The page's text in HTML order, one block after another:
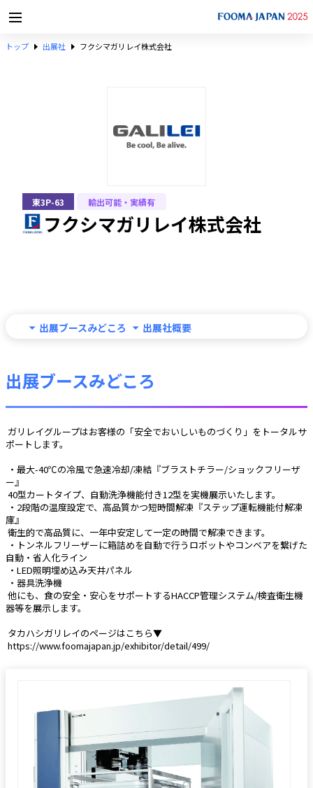
トップ 出展社 フクシマガリレイ株式会社
東3P-63 輸出可能・実績有
フクシマガリレイ株式会社
出展ブースみどころ 出展社概要
出展ブースみどころ
ポートします。
ー』
40型カートタイプ、自動洗浄機能付き12型を実機展示いたします。
庫』
衛生的で高品質に、一年中安定して一定の時間で解凍できます。
自動・省人化ライン
・LED照明埋め込み天井パネル
・器具洗浄機
器等を展示します。
タカハシガリレイのページはこちら▼
https://www.foomajapan.jp/exhibitor/detail/499/